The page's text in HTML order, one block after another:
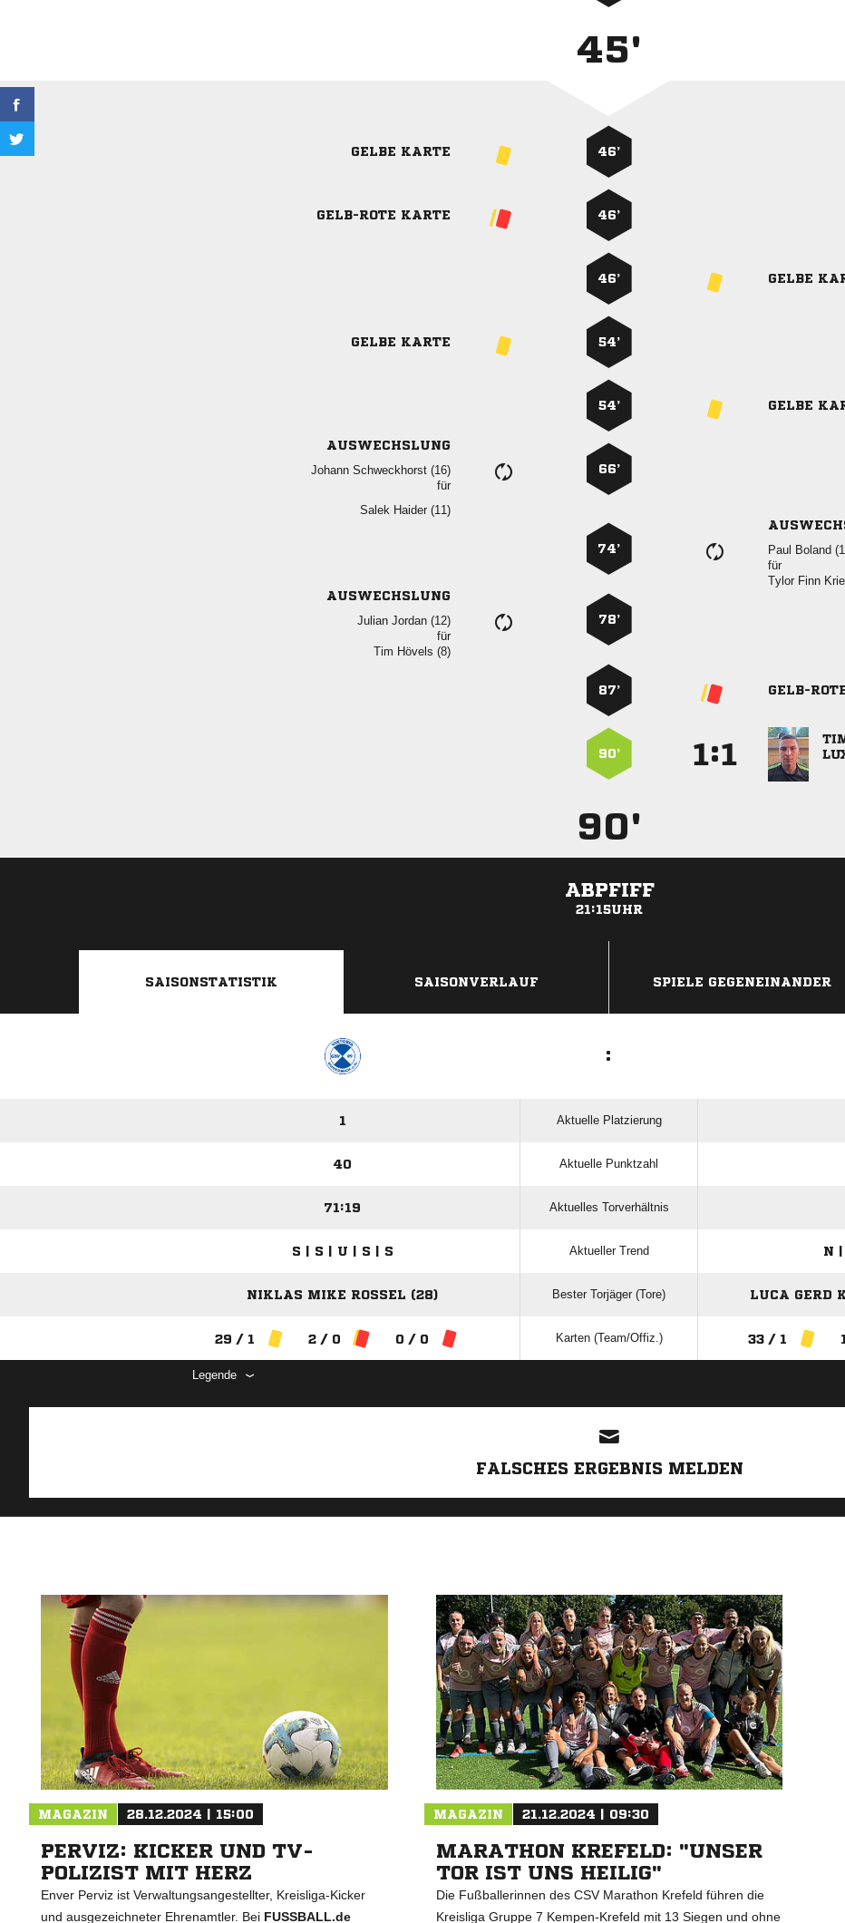
45'
GELBE KARTE 46’
GELB-ROTE KARTE 46’
46’ GELBE
GELBE KARTE 54’
54’ GELBE
AUSWECHSLUNG
  
für
  
66’
74’
 
für
 
AUSWECHSLUNG
  
für
  
78’
87’ GELB-
90’ :
90'
ABPFIFF
21:15UHR
SAISONSTATISTIK SAISONVERLAUF SPIELE GEGENEINANDER
:
1 Aktuelle Platzierung
40 Aktuelle Punktzahl
71:19 Aktuelles Torverhältnis
S | S | U | S | S Aktueller Trend N
NIKLAS MIKE ROSSEL (28) Bester Torjäger (Tore) LUCA GERD
29 / 1 2 / 0 0 / 0 Karten (Team/Offiz.) 33 / 1
Legende
FALSCHES ERGEBNIS MELDEN
MAGAZIN 28.12.2024 | 15:00
PERVIZ: KICKER UND TV-
POLIZIST MIT HERZ
Enver Perviz ist Verwaltungsangestellter, Kreisliga-Kicker
und ausgezeichneter Ehrenamtler. Bei FUSSBALL.de
MAGAZIN 21.12.2024 | 09:30
MARATHON KREFELD: "UNSER
TOR IST UNS HEILIG"
Die Fußballerinnen des CSV Marathon Krefeld führen die
Kreisliga Gruppe 7 Kempen-Krefeld mit 13 Siegen und ohne